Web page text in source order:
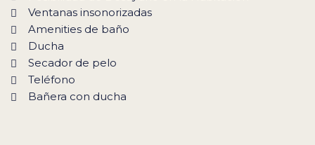
Ventanas insonorizadas
Amenities de baño
Ducha
Secador de pelo
Teléfono
Bañera con ducha